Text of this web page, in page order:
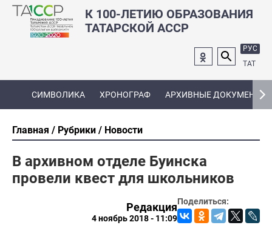
К 100-ЛЕТИЮ ОБРАЗОВАНИЯ
ТАТАРСКОЙ АССР
РУС
ТАТ
СИМВОЛИКА ХРОНОГРАФ АРХИВНЫЕ ДОКУМЕНТЫ
Главная Рубрики Новости
В архивном отделе Буинска
провели квест для школьников
Поделиться:
Редакция
4 ноябрь 2018 - 11:09